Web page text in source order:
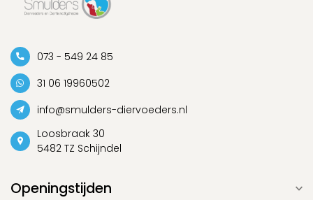
073 - 549 24 85
31 06 19960502
info@smulders-diervoeders.nl
Loosbraak 30
5482 TZ Schijndel
Openingstijden